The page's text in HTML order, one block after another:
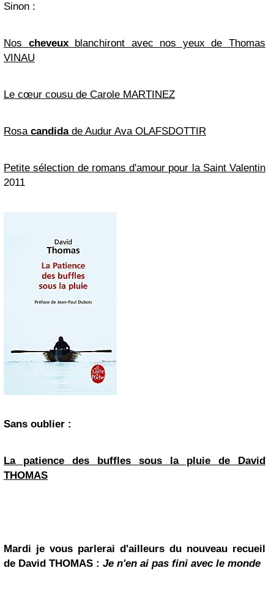
Sinon :
Nos cheveuxblanchiront avec nos yeux de Thomas
VINAU
Le cœur cousu de Carole MARTINEZ
Rosa candidade Audur Ava OLAFSDOTTIR
Petite sélection de romans d'amour pour la Saint Valentin
2011
Sans oublier :
La patience des buffles sous la pluie de David
THOMAS
Mardi je vous parlerai d'ailleurs du nouveau recueil
de David THOMAS : Je n'en ai pas fini avec le monde